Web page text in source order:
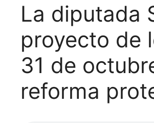
La diputada
proyecto de
31 de
reforma